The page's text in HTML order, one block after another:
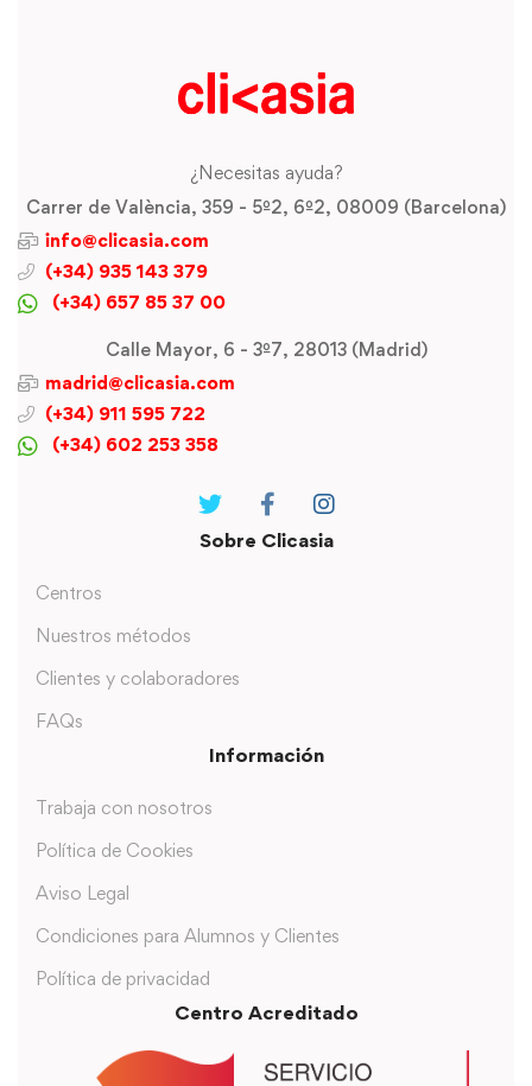
¿Necesitas ayuda?
Carrer de València, 359 - 5º2, 6º2, 08009 (Barcelona)
info@clicasia.com
(+34) 935 143 379
(+34) 657 85 37 00
Calle Mayor, 6 - 3º7, 28013 (Madrid)
madrid@clicasia.com
(+34) 911 595 722
(+34) 602 253 358
Sobre Clicasia
Centros
Nuestros métodos
Clientes y colaboradores
FAQs
Información
Trabaja con nosotros
Política de Cookies
Aviso Legal
Condiciones para Alumnos y Clientes
Política de privacidad
Centro Acreditado